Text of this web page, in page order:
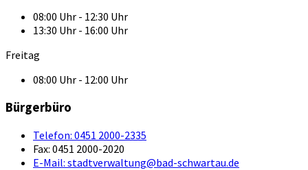
08:00 Uhr - 12:30 Uhr
13:30 Uhr - 16:00 Uhr
Freitag
08:00 Uhr - 12:00 Uhr
Bürgerbüro
Telefon: 0451 2000-2335
Fax: 0451 2000-2020
E-Mail: stadtverwaltung@bad-schwartau.de